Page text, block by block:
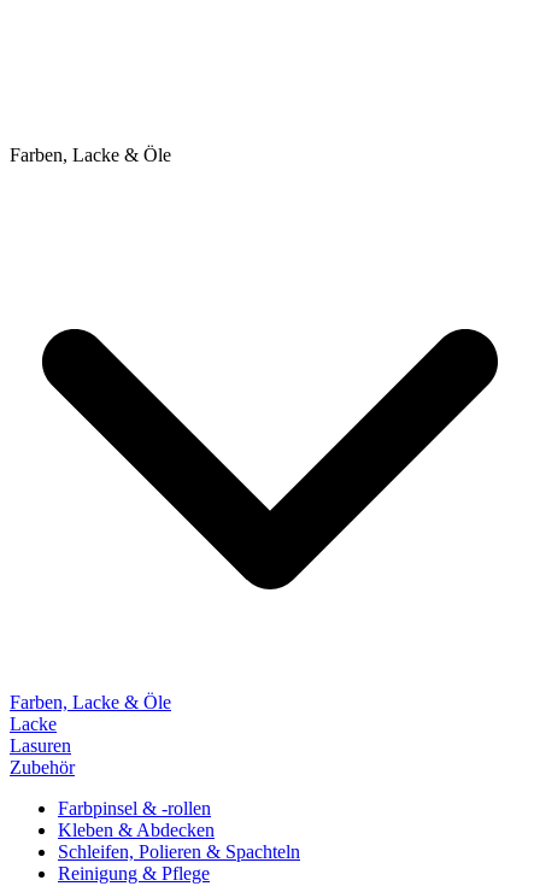
Farben, Lacke & Öle
Farben, Lacke & Öle
Lacke
Lasuren
Zubehör
Farbpinsel & -rollen
Kleben & Abdecken
Schleifen, Polieren & Spachteln
Reinigung & Pflege